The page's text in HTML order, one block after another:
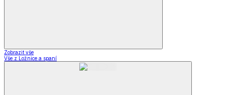
Zobrazit vše
Vše z Ložnice a spaní